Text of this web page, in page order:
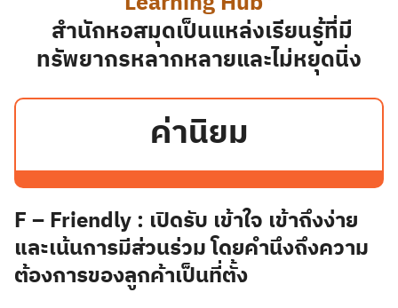
สำนักหอสมุดเป็นแหล่งเรียนรู้ที่มี
ทรัพยากรหลากหลายและไม่หยุดนิ่ง
ค่านิยม
F – Friendly : เปิดรับ เข้าใจ เข้าถึงง่าย
และเน้นการมีส่วนร่วม โดยคำนึงถึงความ
ต้องการของลูกค้าเป็นที่ตั้ง